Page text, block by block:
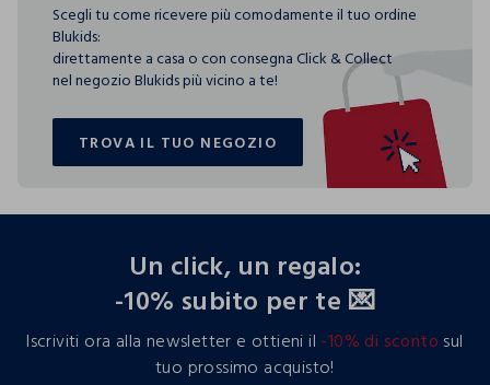
Scegli tu come ricevere più comodamente il tuo ordine
Blukids:
direttamente a casa o con consegna Click & Collect
nel negozio Blukids più vicino a te!
TROVA IL TUO NEGOZIO
TROVA IL TUO NEGOZIO
Un click, un regalo:
-10% subito per te 💌
Iscriviti ora alla newsletter e ottieni il -10% di sconto sul
tuo prossimo acquisto!